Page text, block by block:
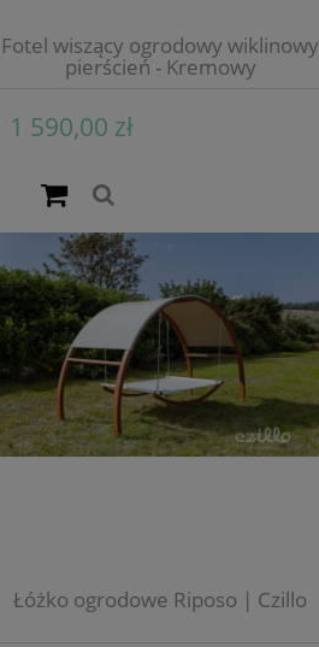
Fotel wiszący ogrodowy wiklinowy
pierścień - Kremowy
1 590,00 zł
Łóżko ogrodowe Riposo | Czillo